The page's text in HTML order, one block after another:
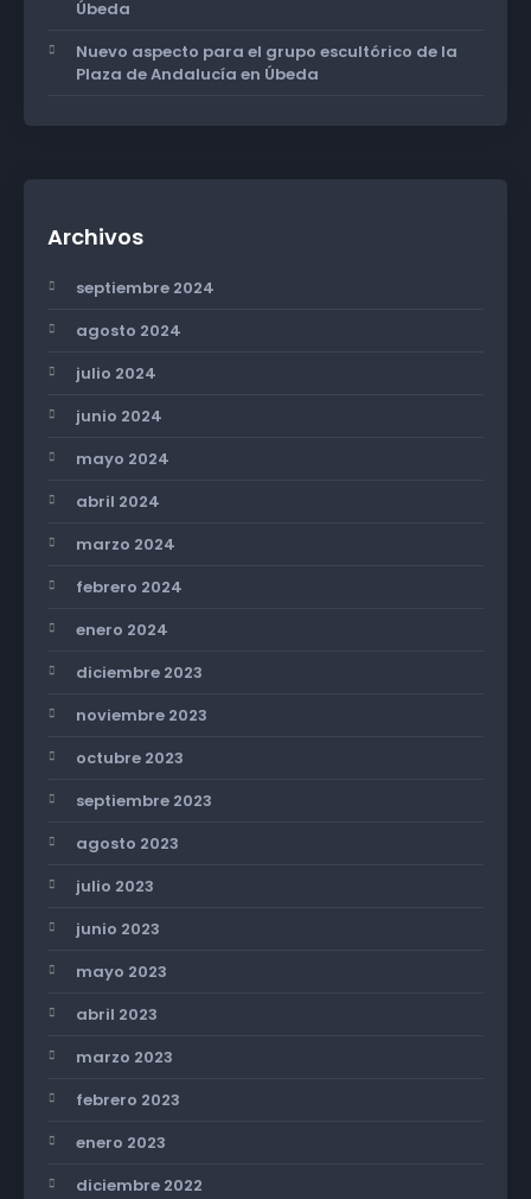
Úbeda
Nuevo aspecto para el grupo escultórico de la
Plaza de Andalucía en Úbeda
Archivos
septiembre 2024
agosto 2024
julio 2024
junio 2024
mayo 2024
abril 2024
marzo 2024
febrero 2024
enero 2024
diciembre 2023
noviembre 2023
octubre 2023
septiembre 2023
agosto 2023
julio 2023
junio 2023
mayo 2023
abril 2023
marzo 2023
febrero 2023
enero 2023
diciembre 2022